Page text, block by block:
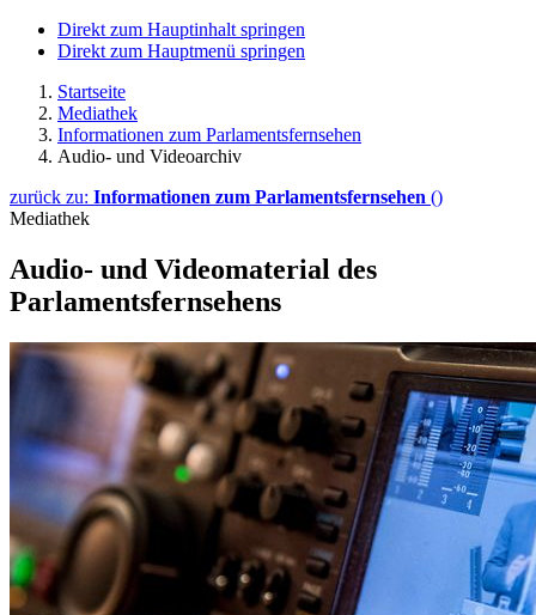
Direkt zum Hauptinhalt springen
Direkt zum Hauptmenü springen
Startseite
Mediathek
Informationen zum Parlamentsfernsehen
Audio- und Videoarchiv
zurück zu: Informationen zum Parlamentsfernsehen ()
Mediathek
Audio- und Videomaterial des
Parlamentsfernsehens